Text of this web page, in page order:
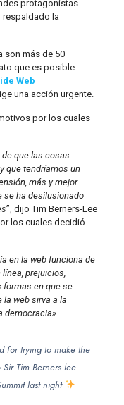
protagonistas
respaldado la
son más de 50
que es posible
Web
una acción urgente.
por los cuales
que las cosas
que tendríamos un
más y mejor
se ha desilusionado
”, dijo Tim Berners-Lee
los cuales decidió
en la web funciona de
prejuicios,
formas en que se
la web sirva a la
democracia».
for trying to make the
Tim Berners lee
last night